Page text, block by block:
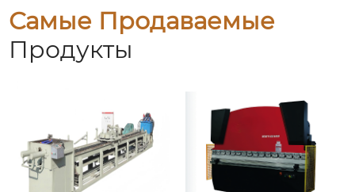
Самые Продаваемые
Продукты